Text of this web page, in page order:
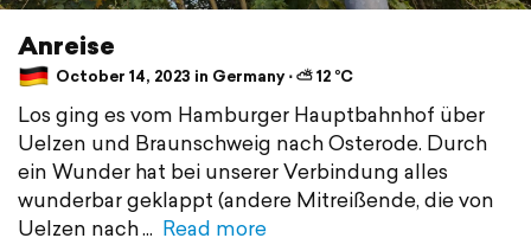
Anreise
October 14, 2023 in Germany ⋅ ⛅ 12 °C
Los ging es vom Hamburger Hauptbahnhof über
Uelzen und Braunschweig nach Osterode. Durch
ein Wunder hat bei unserer Verbindung alles
wunderbar geklappt (andere Mitreißende, die von
Uelzen nach
Read more